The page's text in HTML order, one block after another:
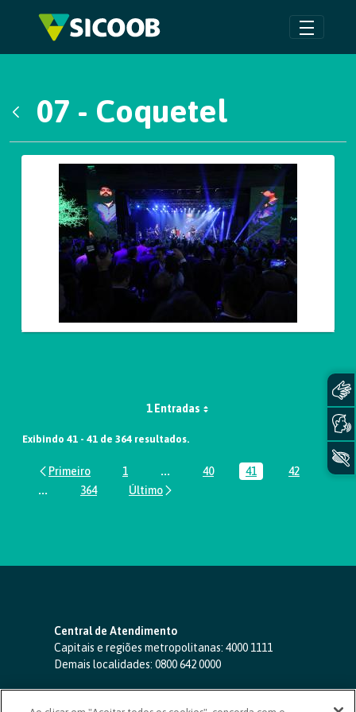
Pular para o Conteúdo principal
07 - Coquetel
Galeria de Mídias
1 Entradas
Exibindo 41 - 41 de 364 resultados.
Página
1 ...Páginas intermediárias Usar ABA
Página
40 Página
41 Página
42
...Páginas intermediárias Usar ABA para navegar.
Página
364
Central de Atendimento
Capitais e regiões metropolitanas: 4000 1111
Demais localidades: 0800 642 0000
SAC 24 horas-0800 724 4420